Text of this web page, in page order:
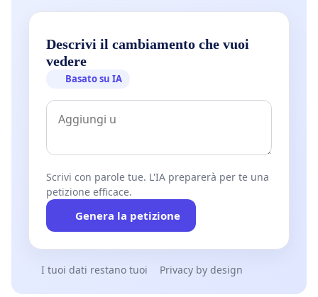
Descrivi il cambiamento che vuoi
vedere
Basato su IA
Scrivi con parole tue. L'IA preparerà per te una
petizione efficace.
Genera la petizione
I tuoi dati restano tuoi Privacy by design